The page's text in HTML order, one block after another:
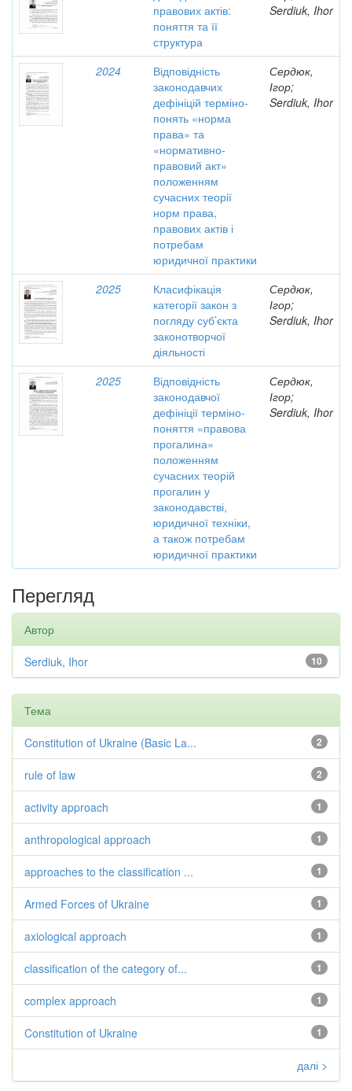
правових актів:
поняття та її
структура
Serdiuk, Ihor
2024
Відповідність
законодавчих
дефініцій терміно-
понять «норма
права» та
«нормативно-
правовий акт»
положенням
сучасних теорії
норм права,
правових актів і
потребам
юридичної практики
Сердюк,
Ігор;
Serdiuk, Ihor
2025
Класифікація
категорії закон з
погляду суб’єкта
законотворчої
діяльності
Сердюк,
Ігор;
Serdiuk, Ihor
2025
Відповідність
законодавчої
дефініції терміно-
поняття «правова
прогалина»
положенням
сучасних теорій
прогалин у
законодавстві,
юридичної техніки,
а також потребам
юридичної практики
Сердюк,
Ігор;
Serdiuk, Ihor
Перегляд
Автор
10
Serdiuk, Ihor
Тема
2
Constitution of Ukraine (Basic La...
2
rule of law
1
activity approach
1
anthropological approach
1
approaches to the classification ...
1
Armed Forces of Ukraine
1
axiological approach
1
classification of the category of...
1
complex approach
1
Constitution of Ukraine
далі >